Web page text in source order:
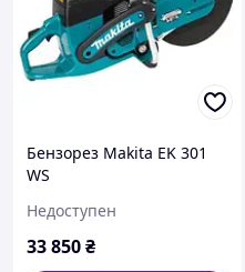
Бензорез Makita EK 301
WS
Недоступен
33 850₴